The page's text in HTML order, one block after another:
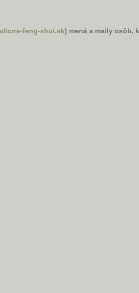
feng-shui.sk) mená a maily osôb,